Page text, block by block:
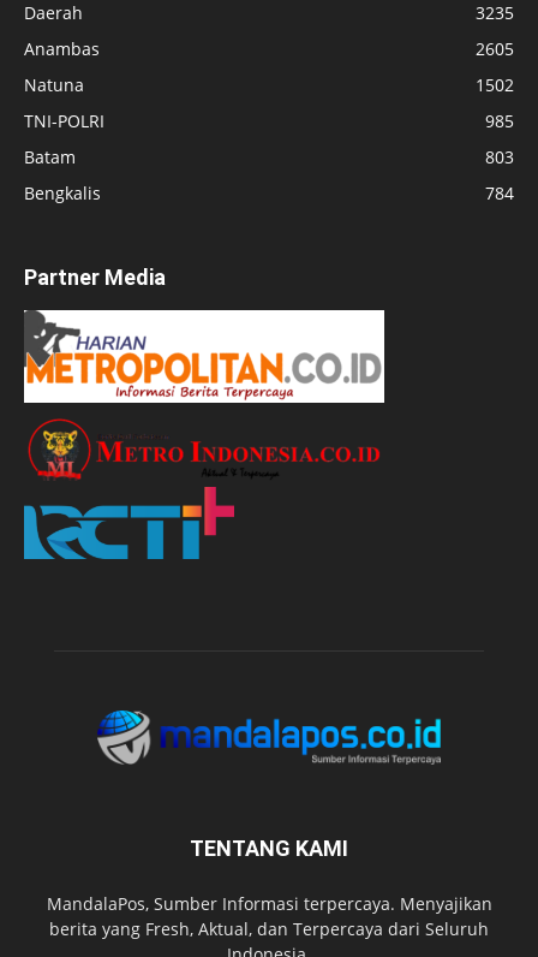
Daerah
3235
Anambas
2605
Natuna
1502
TNI-POLRI
985
Batam
803
Bengkalis
784
Partner Media
TENTANG KAMI
MandalaPos, Sumber Informasi terpercaya. Menyajikan
berita yang Fresh, Aktual, dan Terpercaya dari Seluruh